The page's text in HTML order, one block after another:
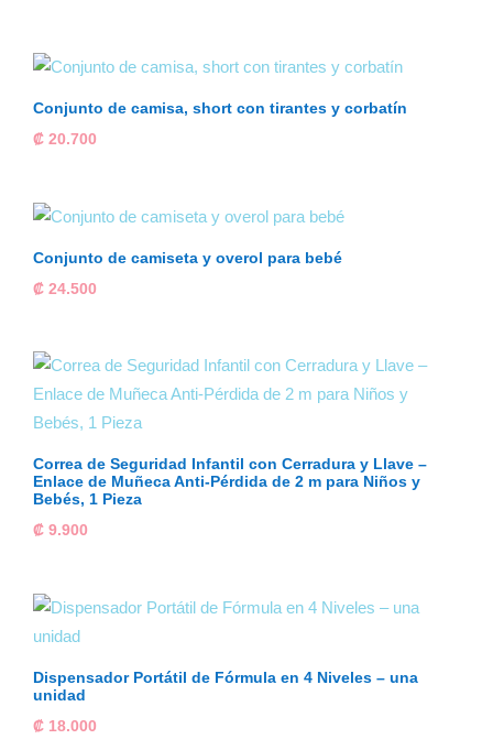
Conjunto de camisa, short con tirantes y corbatín
₡ 20.700
Conjunto de camiseta y overol para bebé
₡ 24.500
Correa de Seguridad Infantil con Cerradura y Llave –
Enlace de Muñeca Anti-Pérdida de 2 m para Niños y
Bebés, 1 Pieza
₡ 9.900
Dispensador Portátil de Fórmula en 4 Niveles – una
unidad
₡ 18.000